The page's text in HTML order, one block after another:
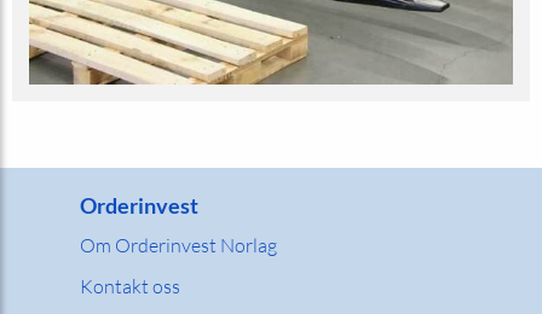
Orderinvest
Om Orderinvest Norlag
Kontakt oss